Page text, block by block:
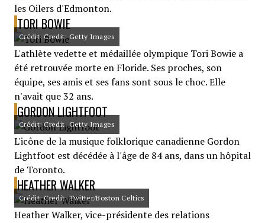
les Oilers d'Edmonton.
TORI BOWIE
Crédit: Credit: Getty Images
L'athlète vedette et médaillée olympique Tori Bowie a
été retrouvée morte en Floride. Ses proches, son
équipe, ses amis et ses fans sont sous le choc. Elle
n'avait que 32 ans.
GORDON LIGHTFOOT
Crédit: Credit: Getty Images
L'icône de la musique folklorique canadienne Gordon
Lightfoot est décédée à l'âge de 84 ans, dans un hôpital
de Toronto.
HEATHER WALKER
Crédit: Credit: Twitter/Boston Celtics
Heather Walker, vice-présidente des relations